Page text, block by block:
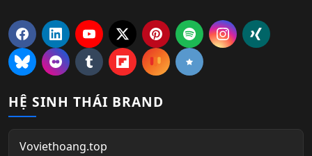
HỆ SINH THÁI BRAND
Voviethoang.top